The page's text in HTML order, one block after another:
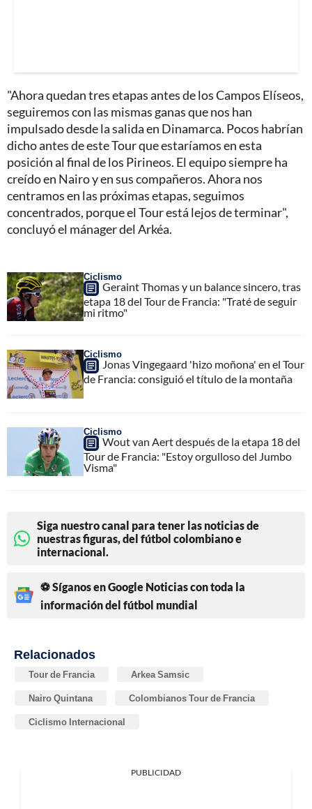
"Ahora quedan tres etapas antes de los Campos Elíseos,
seguiremos con las mismas ganas que nos han
impulsado desde la salida en Dinamarca. Pocos habrían
dicho antes de este Tour que estaríamos en esta
posición al final de los Pirineos. El equipo siempre ha
creído en Nairo y en sus compañeros. Ahora nos
centramos en las próximas etapas, seguimos
concentrados, porque el Tour está lejos de terminar",
concluyó el mánager del Arkéa.
Ciclismo
Geraint Thomas y un balance sincero, tras
etapa 18 del Tour de Francia: "Traté de seguir
mi ritmo"
Ciclismo
Jonas Vingegaard 'hizo moñona' en el Tour
de Francia: consiguió el título de la montaña
Ciclismo
Wout van Aert después de la etapa 18 del
Tour de Francia: "Estoy orgulloso del Jumbo
Visma"
Siga nuestro canal para tener las noticias de
nuestras figuras, del fútbol colombiano e
internacional.
⚽ Síganos en Google Noticias con toda la
información del fútbol mundial
Relacionados
Tour de Francia Arkea Samsic
Nairo Quintana Colombianos Tour de Francia
Ciclismo Internacional
PUBLICIDAD